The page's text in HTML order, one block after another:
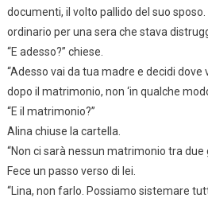
documenti, il volto pallido del suo
ordinario per una sera che stava
“E adesso?” chiese.
“Adesso vai da tua madre e decidi dove
dopo il matrimonio, non ‘in qualche
“E il matrimonio?”
Alina chiuse la cartella.
“Non ci sarà nessun matrimonio tra due
Fece un passo verso di lei.
“Lina, non farlo. Possiamo sistemare